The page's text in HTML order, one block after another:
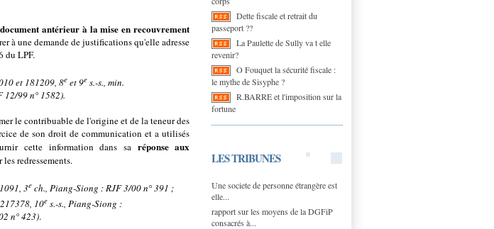
Dette fiscale et retrait du
passeport ??
La Paulette de Sully va t elle
revenir?
O Fouquet la sécurité fiscale :
le mythe de Sisyphe ?
R.BARRE et l'imposition sur la
fortune
LES TRIBUNES
Une societe de personne étrangère est
elle...
rapport sur les moyens de la DGFiP
consacrés à...
document antérieur à la mise en recouvrement
à une demande de justifications qu'elle adresse
du LPF.
et 181209, 8eet 9es.-s., min.
12/99 n° 1582).
le contribuable de l'origine et de la teneur des
de son droit de communication et a utilisés
cette information dans sa réponse aux
redressements.
3e ch., Piang-Siong :RJF 3/00 n° 391 ;
10e s.-s., Piang-Siong :
n° 423).